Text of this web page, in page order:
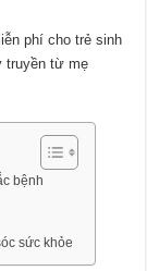
phí cho trẻ sinh
truyền từ mẹ
bệnh
sức khỏe